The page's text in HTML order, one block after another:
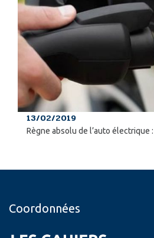
13/02/2019
Règne absolu de l’auto électrique
Coordonnées